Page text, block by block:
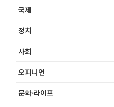
국제
정치
사회
오피니언
문화·라이프